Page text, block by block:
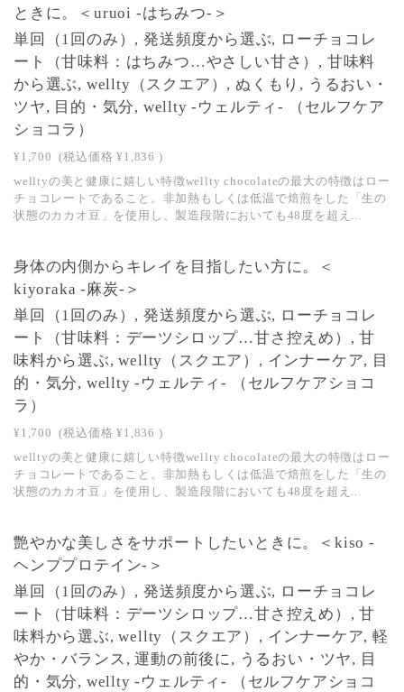
ときに。＜uruoi -はちみつ-＞
単回（1回のみ）, 発送頻度から選ぶ, ローチョコレ
ート（甘味料：はちみつ…やさしい甘さ）, 甘味料
から選ぶ, wellty（スクエア）, ぬくもり, うるおい・
ツヤ, 目的・気分, wellty -ウェルティ- （セルフケア
ショコラ）
¥1,700 (税込価格 ¥1,836 )
welltyの美と健康に嬉しい特徴wellty chocolateの最大の特徴はロー
チョコレートであること。非加熱もしくは低温で焙煎をした「生の
状態のカカオ豆」を使用し、製造段階においても48度を超え...
身体の内側からキレイを目指したい方に。＜
kiyoraka -麻炭-＞
単回（1回のみ）, 発送頻度から選ぶ, ローチョコレ
ート（甘味料：デーツシロップ…甘さ控えめ）, 甘
味料から選ぶ, wellty（スクエア）, インナーケア, 目
的・気分, wellty -ウェルティ- （セルフケアショコ
ラ）
¥1,700 (税込価格 ¥1,836 )
welltyの美と健康に嬉しい特徴wellty chocolateの最大の特徴はロー
チョコレートであること。非加熱もしくは低温で焙煎をした「生の
状態のカカオ豆」を使用し、製造段階においても48度を超え...
艶やかな美しさをサポートしたいときに。＜kiso -
ヘンププロテイン-＞
単回（1回のみ）, 発送頻度から選ぶ, ローチョコレ
ート（甘味料：デーツシロップ…甘さ控えめ）, 甘
味料から選ぶ, wellty（スクエア）, インナーケア, 軽
やか・バランス, 運動の前後に, うるおい・ツヤ, 目
的・気分, wellty -ウェルティ- （セルフケアショコ